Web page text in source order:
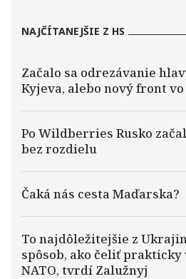
NAJČÍTANEJŠIE Z HS
Začalo sa odrezávanie
Kyjeva, alebo nový front
Po Wildberries Rusko
bez rozdielu
Čaká nás cesta Maďarska?
To najdôležitejšie z
spôsob, ako čeliť
NATO, tvrdí Zalužnyj